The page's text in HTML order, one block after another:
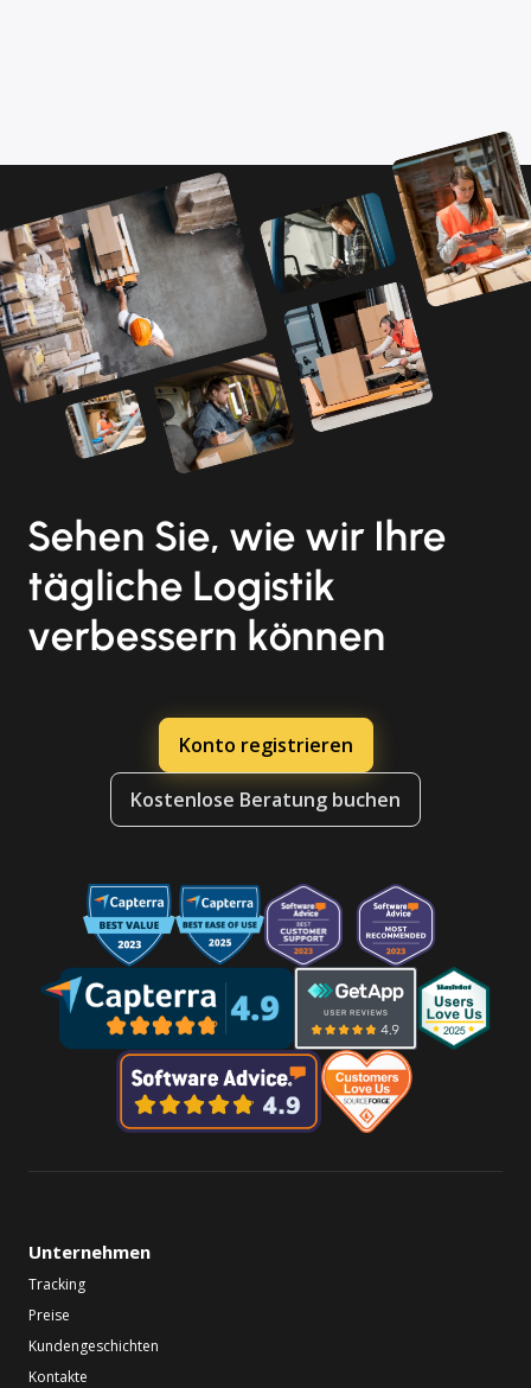
Sehen Sie, wie wir Ihre
tägliche Logistik
verbessern können
Konto registrieren
Kostenlose Beratung buchen
Unternehmen
Tracking
Preise
Kundengeschichten
Kontakte